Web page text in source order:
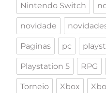
Nintendo Switch
novidade
Paginas pc
Playstation 5 RPG
Torneio Xbox